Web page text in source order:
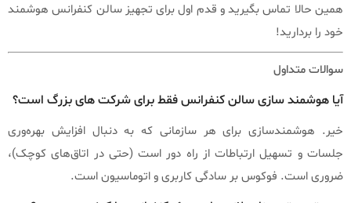
همین حالا تماس بگیرید و قدم اول برای تجهیز سالن کنفرانس هوشمند
خود را بردارید!
سوالات متداول
آیا هوشمند سازی سالن کنفرانس فقط برای شرکت‌ های بزرگ است؟
خیر. هوشمندسازی برای هر سازمانی که به دنبال افزایش بهره‌وری
جلسات و تسهیل ارتباطات از راه دور است (حتی در اتاق‌های کوچک)،
ضروری است. فوکوس بر سادگی کاربری و اتوماسیون است.